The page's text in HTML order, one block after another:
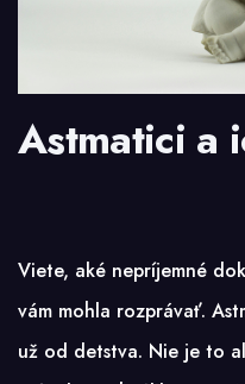
Astmatici a
Viete, aké nepríjemné
vám mohla rozprávať.
už od detstva. Nie je to